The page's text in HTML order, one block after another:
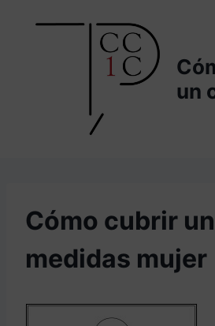
un
Cómo cubrir
medidas mujer